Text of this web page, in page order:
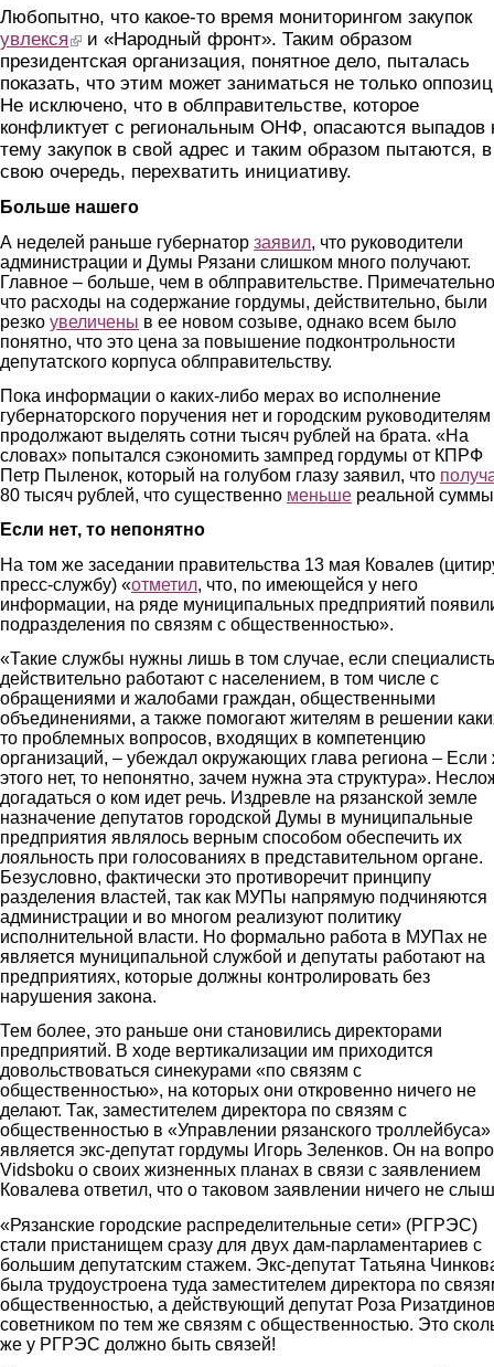
Любопытно, что какое-то время мониторингом закупок
увлекся (link is external)
и «Народный фронт». Таким образом
президентская организация, понятное дело, пыталась
показать, что этим может заниматься не только
Не исключено, что в облправительстве, которое
конфликтует с региональным ОНФ, опасаются выпадов
тему закупок в свой адрес и таким образом пытаются, в
свою очередь, перехватить инициативу.
Больше нашего
А неделей раньше губернатор заявил, что руководители
администрации и Думы Рязани слишком много получают.
Главное – больше, чем в облправительстве.
что расходы на содержание гордумы, действительно, были
резко увеличены в ее новом созыве, однако всем было
понятно, что это цена за повышение подконтрольности
депутатского корпуса облправительству.
Пока информации о каких-либо мерах во исполнение
губернаторского поручения нет и городским руководителям
продолжают выделять сотни тысяч рублей на брата. «На
словах» попытался сэкономить зампред гордумы от КПРФ
Петр Пыленок, который на голубом глазу заявил, что
80 тысяч рублей, что существенно меньше реальной
Если нет, то непонятно
На том же заседании правительства 13 мая Ковалев
пресс-службу) «отметил, что, по имеющейся у него
информации, на ряде муниципальных предприятий
подразделения по связям с общественностью».
«Такие службы нужны лишь в том случае, если
действительно работают с населением, в том числе с
обращениями и жалобами граждан, общественными
объединениями, а также помогают жителям в решении
то проблемных вопросов, входящих в компетенцию
организаций, – убеждал окружающих глава региона – Если
этого нет, то непонятно, зачем нужна эта структура».
догадаться о ком идет речь. Издревле на рязанской земле
назначение депутатов городской Думы в муниципальные
предприятия являлось верным способом обеспечить их
лояльность при голосованиях в представительном органе.
Безусловно, фактически это противоречит принципу
разделения властей, так как МУПы напрямую подчиняются
администрации и во многом реализуют политику
исполнительной власти. Но формально работа в МУПах не
является муниципальной службой и депутаты работают на
предприятиях, которые должны контролировать без
нарушения закона.
Тем более, это раньше они становились директорами
предприятий. В ходе вертикализации им приходится
довольствоваться синекурами «по связям с
общественностью», на которых они откровенно ничего не
делают. Так, заместителем директора по связям с
общественностью в «Управлении рязанского троллейбуса»
является экс-депутат гордумы Игорь Зеленков. Он на
Vidsboku о своих жизненных планах в связи с заявлением
Ковалева ответил, что о таковом заявлении ничего не
«Рязанские городские распределительные сети» (РГРЭС)
стали пристанищем сразу для двух дам-парламентариев с
большим депутатским стажем. Экс-депутат Татьяна
была трудоустроена туда заместителем директора по
общественностью, а действующий депутат Роза
советником по тем же связям с общественностью. Это
же у РГРЭС должно быть связей!